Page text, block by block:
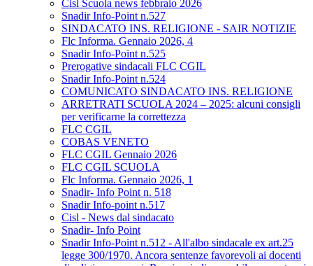
Cisl Scuola news febbraio 2026
Snadir Info-Point n.527
SINDACATO INS. RELIGIONE - SAIR NOTIZIE
Flc Informa. Gennaio 2026, 4
Snadir Info-Point n.525
Prerogative sindacali FLC CGIL
Snadir Info-Point n.524
COMUNICATO SINDACATO INS. RELIGIONE
ARRETRATI SCUOLA 2024 – 2025: alcuni consigli
per verificarne la correttezza
FLC CGIL
COBAS VENETO
FLC CGIL Gennaio 2026
FLC CGIL SCUOLA
Flc Informa. Gennaio 2026, 1
Snadir- Info Point n. 518
Snadir Info-point n.517
Cisl - News dal sindacato
Snadir- Info Point
Snadir Info-Point n.512 - All'albo sindacale ex art.25
legge 300/1970. Ancora sentenze favorevoli ai docenti